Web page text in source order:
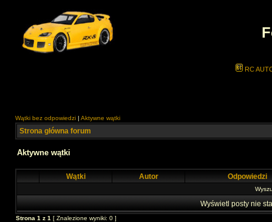
RC
Wątki bez odpowiedzi | Aktywne wątki
Strona główna forum
Aktywne wątki
Wątki Autor Odpowiedzi
Wyświetl posty nie
Strona 1 z 1 [ Znalezione wyniki: 0 ]